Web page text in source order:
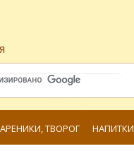
ТВОРОГ НАПИТКИ